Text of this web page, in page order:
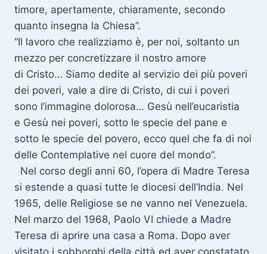
timore, apertamente, chiaramente, secondo
quanto insegna la Chiesa”.
“Il lavoro che realizziamo è, per noi, soltanto un
mezzo per concretizzare il nostro amore
di Cristo… Siamo dedite al servizio dei più poveri
dei poveri, vale a dire di Cristo, di cui i poveri
sono l’immagine dolorosa… Gesù nell’eucaristia
e Gesù nei poveri, sotto le specie del pane e
sotto le specie del povero, ecco quel che fa di noi
delle Contemplative nel cuore del mondo”.
Nel corso degli anni 60, l’opera di Madre Teresa
si estende a quasi tutte le diocesi dell’India. Nel
1965, delle Religiose se ne vanno nel Venezuela.
Nel marzo del 1968, Paolo VI chiede a Madre
Teresa di aprire una casa a Roma. Dopo aver
visitato i sobborghi della città ed aver constatato